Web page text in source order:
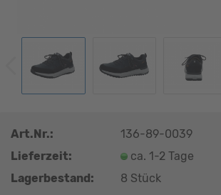
Art.Nr.:
136-89-0039
Lieferzeit:
ca. 1-2 Tage
Lagerbestand:
8 Stück